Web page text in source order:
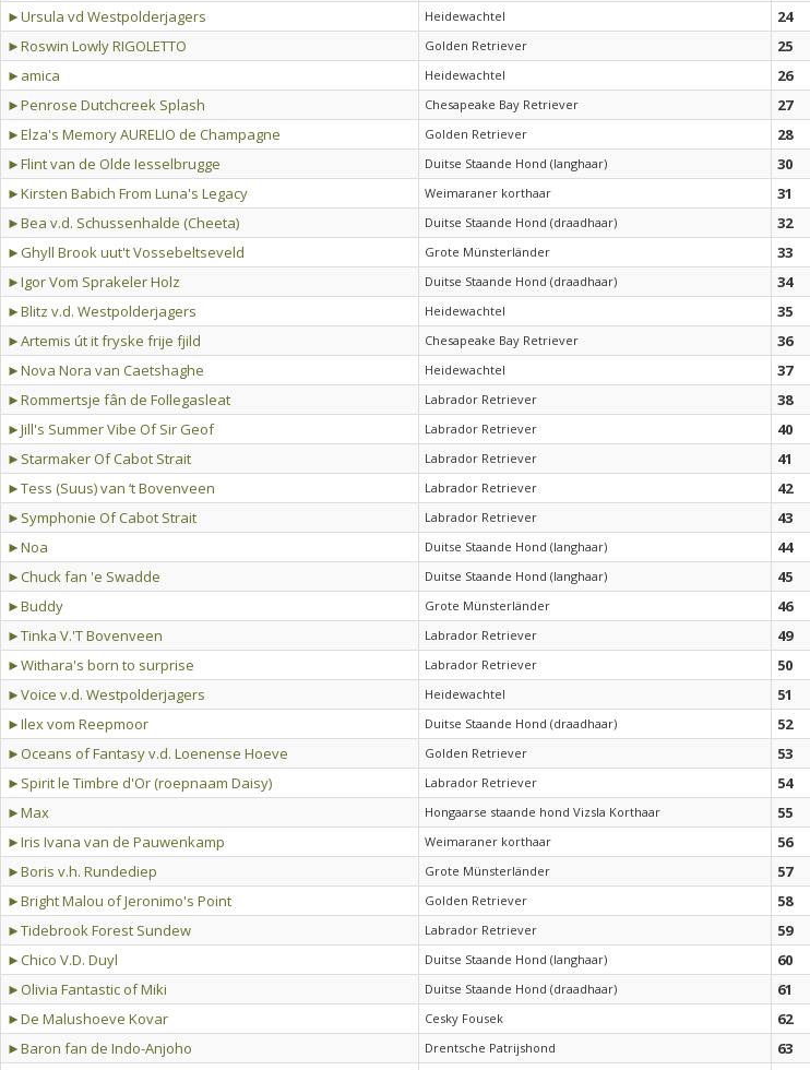
►Ursula vd Westpolderjagers
Heidewachtel 24
►Roswin Lowly RIGOLETTO
Golden Retriever 25
►amica
Heidewachtel 26
►Penrose Dutchcreek Splash
Chesapeake Bay Retriever 27
►Elza's Memory AURELIO de Champagne
Golden Retriever 28
►Flint van de Olde Iesselbrugge
Duitse Staande Hond (langhaar) 30
►Kirsten Babich From Luna's Legacy
Weimaraner korthaar 31
►Bea v.d. Schussenhalde (Cheeta)
Duitse Staande Hond (draadhaar) 32
►Ghyll Brook uut't Vossebeltseveld
Grote Münsterländer 33
►Igor Vom Sprakeler Holz
Duitse Staande Hond (draadhaar) 34
►Blitz v.d. Westpolderjagers
Heidewachtel 35
►Artemis út it fryske frije fjild
Chesapeake Bay Retriever 36
►Nova Nora van Caetshaghe
Heidewachtel 37
►Rommertsje fân de Follegasleat
Labrador Retriever 38
►Jill's Summer Vibe Of Sir Geof
Labrador Retriever 40
►Starmaker Of Cabot Strait
Labrador Retriever 41
►Tess (Suus) van ‘t Bovenveen
Labrador Retriever 42
►Symphonie Of Cabot Strait
Labrador Retriever 43
►Noa
Duitse Staande Hond (langhaar) 44
►Chuck fan 'e Swadde
Duitse Staande Hond (langhaar) 45
►Buddy
Grote Münsterländer 46
►Tinka V.'T Bovenveen
Labrador Retriever 49
►Withara's born to surprise
Labrador Retriever 50
►Voice v.d. Westpolderjagers
Heidewachtel 51
►Ilex vom Reepmoor
Duitse Staande Hond (draadhaar) 52
►Oceans of Fantasy v.d. Loenense Hoeve
Golden Retriever 53
►Spirit le Timbre d'Or (roepnaam Daisy)
Labrador Retriever 54
►Max
Hongaarse staande hond Vizsla Korthaar 55
►Iris Ivana van de Pauwenkamp
Weimaraner korthaar 56
►Boris v.h. Rundediep
Grote Münsterländer 57
►Bright Malou of Jeronimo's Point
Golden Retriever 58
►Tidebrook Forest Sundew
Labrador Retriever 59
►Chico V.D. Duyl
Duitse Staande Hond (langhaar) 60
►Olivia Fantastic of Miki
Duitse Staande Hond (draadhaar) 61
►De Malushoeve Kovar
Cesky Fousek 62
►Baron fan de Indo-Anjoho
Drentsche Patrijshond 63